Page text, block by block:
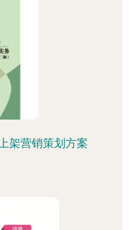
架营销策划方案